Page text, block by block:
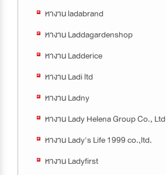
หางาน ladabrand
หางาน Laddagardenshop
หางาน Ladderice
หางาน Ladi ltd
หางาน Ladny
หางาน Lady Helena Group Co., Ltd
หางาน Lady's Life 1999 co.,ltd.
หางาน Ladyfirst